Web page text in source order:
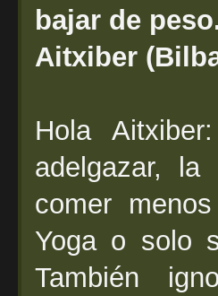
bajar de
Aitxiber
Hola
adelgazar,
comer
Yoga o solo
También